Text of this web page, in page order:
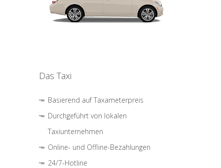
Das Taxi
Basierend auf Taxameterpreis
Durchgeführt von lokalen
Taxiunternehmen
Online- und Offline-Bezahlungen
24/7-Hotline